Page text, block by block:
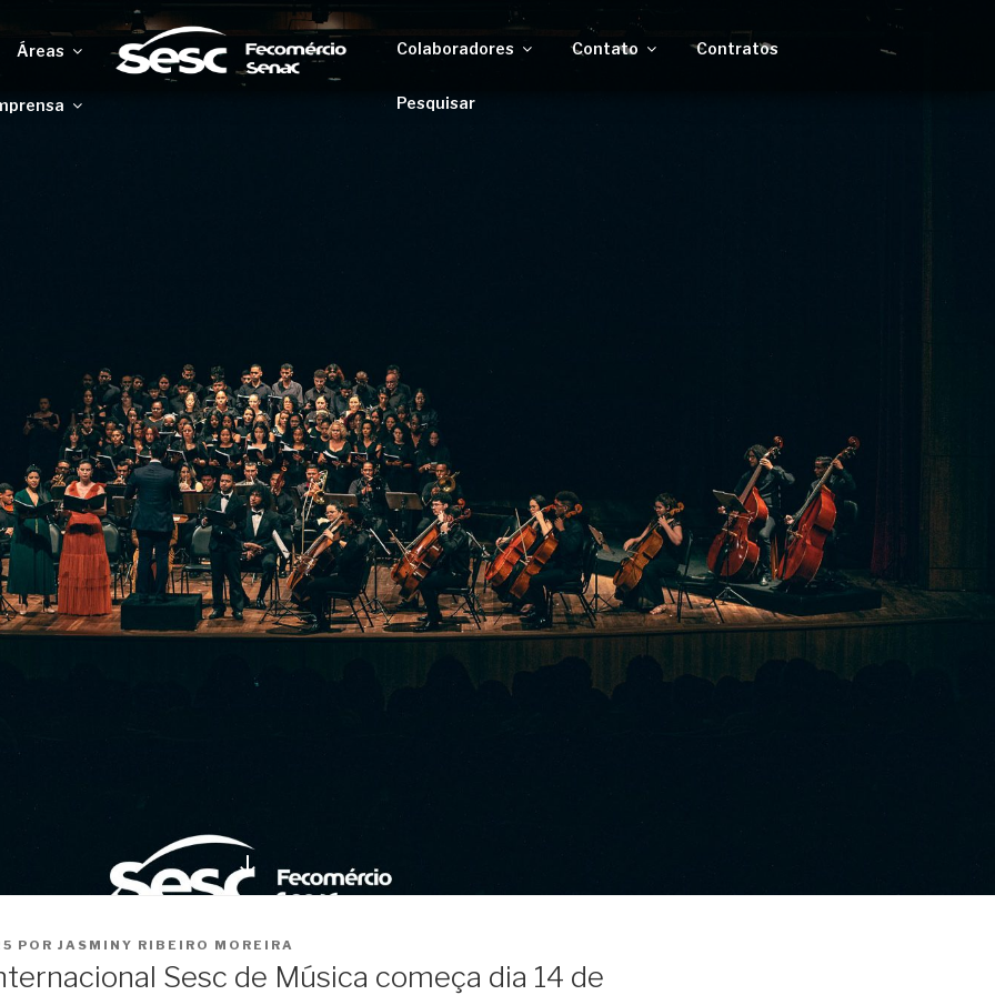
para
conteúdo
Áreas Colaboradores Contato Contratos
Pesquisar
POR JASMINY RIBEIRO MOREIRA
Sesc de Música começa dia 14 de